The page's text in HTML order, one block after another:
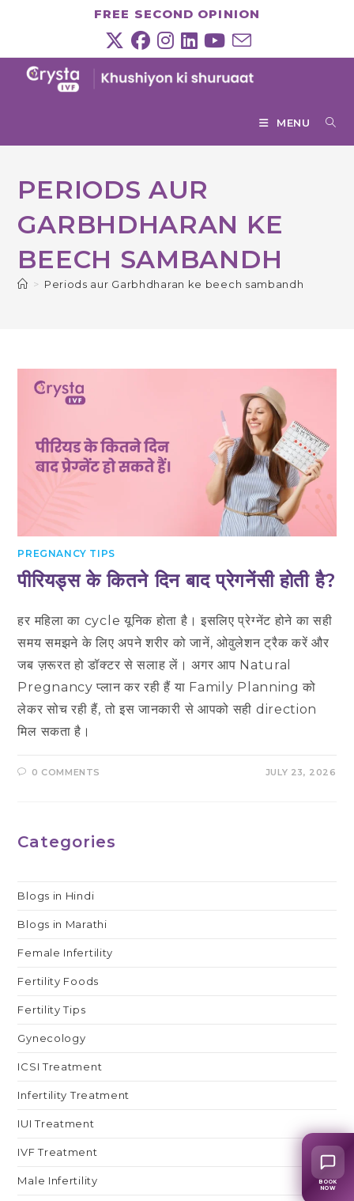
FREE SECOND OPINION
MENU
PERIODS AUR
GARBHDHARAN KE
BEECH SAMBANDH
> Periods aur Garbhdharan ke beech sambandh
PREGNANCY TIPS
पीरियड्स के कितने दिन बाद प्रेगनेंसी होती है?
हर महिला का cycle यूनिक होता है। इसलिए प्रेग्नेंट होने का सही
समय समझने के लिए अपने शरीर को जानें, ओवुलेशन ट्रैक करें और
जब ज़रूरत हो डॉक्टर से सलाह लें। अगर आप Natural
Pregnancy प्लान कर रही हैं या Family Planning को
लेकर सोच रही हैं, तो इस जानकारी से आपको सही direction
मिल सकता है।
0 COMMENTS JULY 23, 2026
Categories
Blogs in Hindi
Blogs in Marathi
Female Infertility
Fertility Foods
Fertility Tips
Gynecology
ICSI Treatment
Infertility Treatment
IUI Treatment
IVF Treatment
Male Infertility
BOOK
NOW